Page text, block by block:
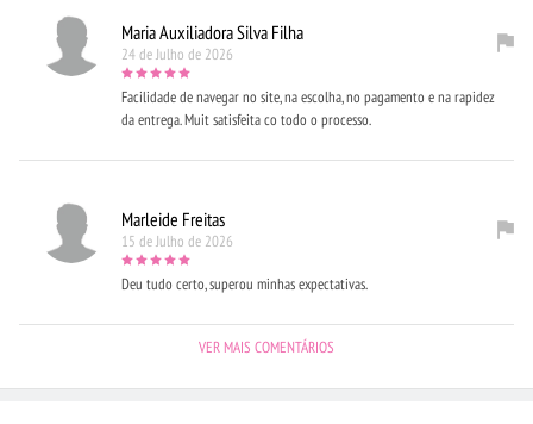
Maria Auxiliadora Silva Filha
24 de Julho de 2026
Facilidade de navegar no site, na escolha, no pagamento e na rapidez
da entrega. Muit satisfeita co todo o processo.
Marleide Freitas
15 de Julho de 2026
Deu tudo certo, superou minhas expectativas.
VER MAIS COMENTÁRIOS